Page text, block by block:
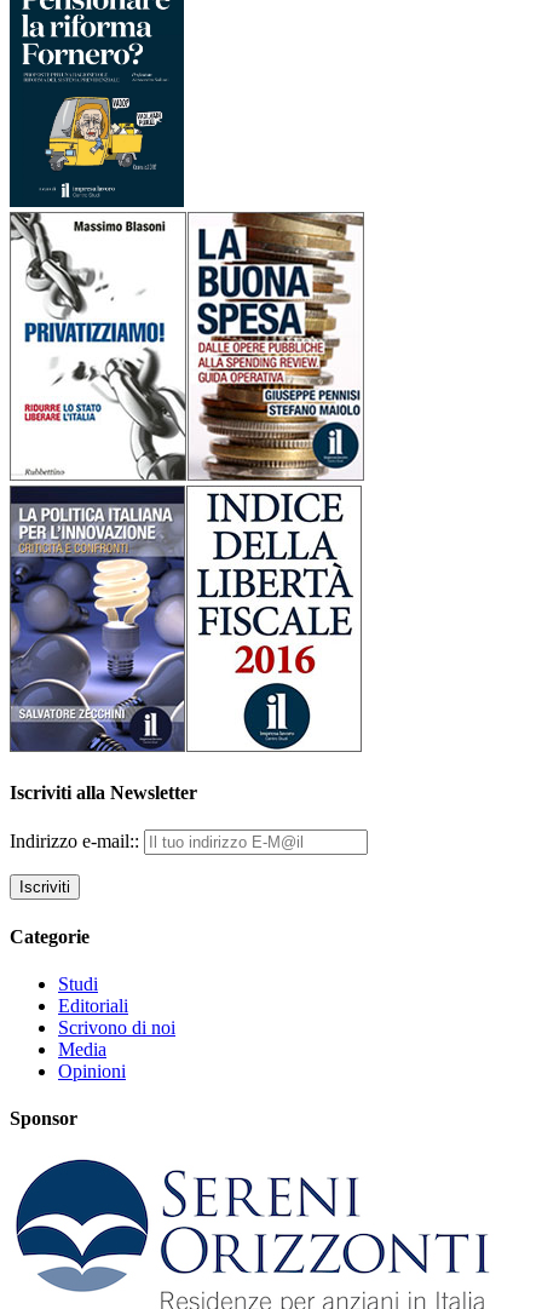
Iscriviti alla Newsletter
Indirizzo e-mail::
Categorie
Studi
Editoriali
Scrivono di noi
Media
Opinioni
Sponsor